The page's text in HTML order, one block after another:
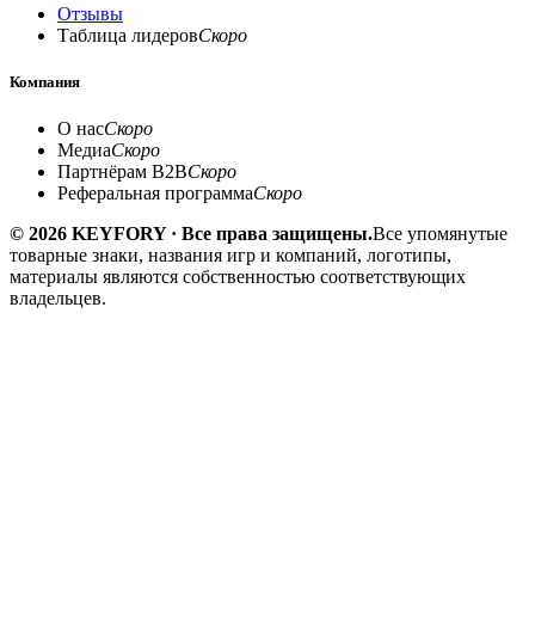
Отзывы
Таблица лидеровСкоро
Компания
О насСкоро
МедиаСкоро
Партнёрам B2BСкоро
Реферальная программаСкоро
© 2026 KEYFORY · Все права защищены.Все упомянутые
товарные знаки, названия игр и компаний, логотипы,
материалы являются собственностью соответствующих
владельцев.